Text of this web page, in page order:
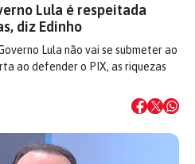
Lula é respeitada
diz Edinho
Lula não vai se submeter ao
ao defender o PIX, as riquezas